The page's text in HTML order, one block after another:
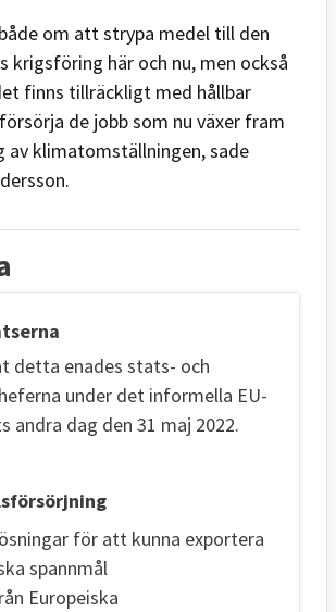
om att strypa medel till den
krigsföring här och nu, men också
finns tillräckligt med hållbar
de jobb som nu växer fram
av klimatomställningen, sade
detta enades stats- och
under det informella EU-
andra dag den 31 maj 2022.
för att kunna exportera
spannmål
Europeiska